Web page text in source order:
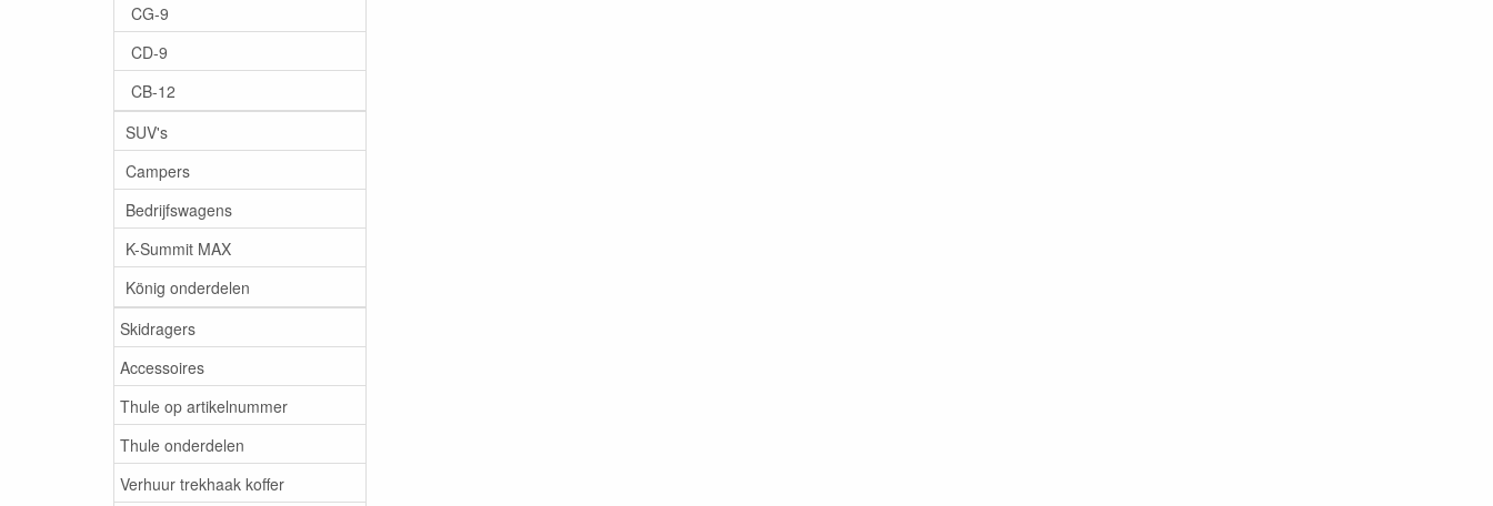
CG-9
CD-9
CB-12
SUV's
Campers
Bedrijfswagens
K-Summit MAX
König onderdelen
Skidragers
Accessoires
Thule op artikelnummer
Thule onderdelen
Verhuur trekhaak koffer